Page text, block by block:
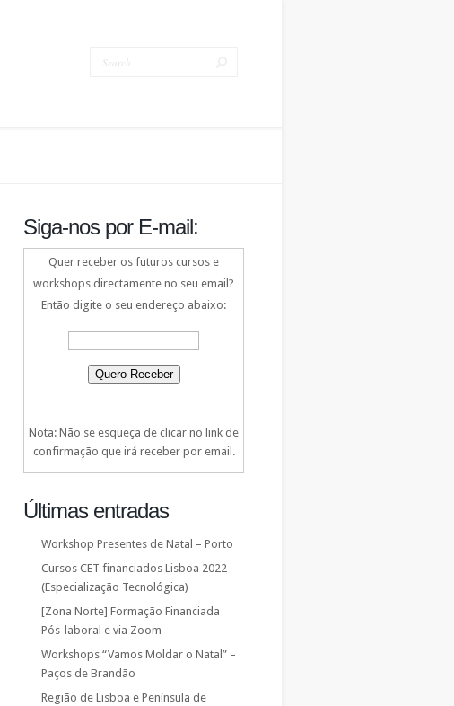
Siga-nos por E-mail:
Quer receber os futuros cursos e
workshops directamente no seu email?
Então digite o seu endereço abaixo:
Nota: Não se esqueça de clicar no link de
confirmação que irá receber por email.
Últimas entradas
Workshop Presentes de Natal – Porto
Cursos CET financiados Lisboa 2022
(Especialização Tecnológica)
[Zona Norte] Formação Financiada
Pós-laboral e via Zoom
Workshops “Vamos Moldar o Natal” –
Paços de Brandão
Região de Lisboa e Península de